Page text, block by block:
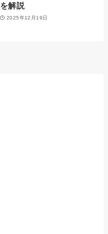
を解説
2025年12月19日